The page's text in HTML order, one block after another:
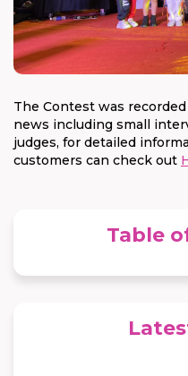
The Contest was
news including small
judges, for detailed
customers can check out
Table